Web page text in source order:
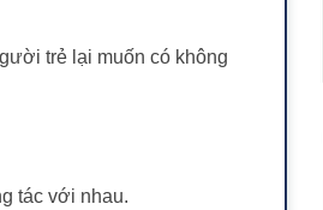
trẻ lại muốn có không
tác với nhau.